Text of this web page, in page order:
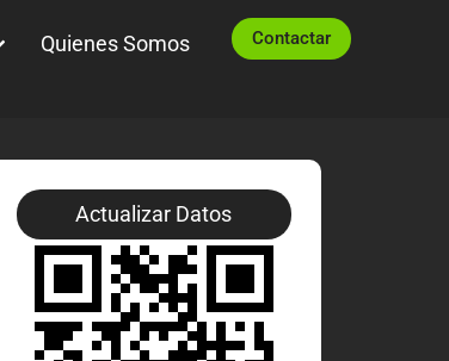
Quienes Somos Contactar
Actualizar Datos